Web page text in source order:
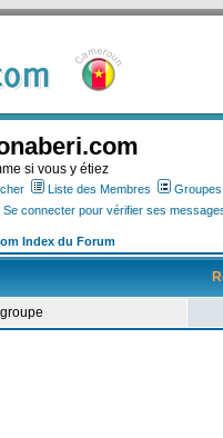
si vous y étiez
Liste des Membres
Se connecter pour vérifier ses
Index du Forum